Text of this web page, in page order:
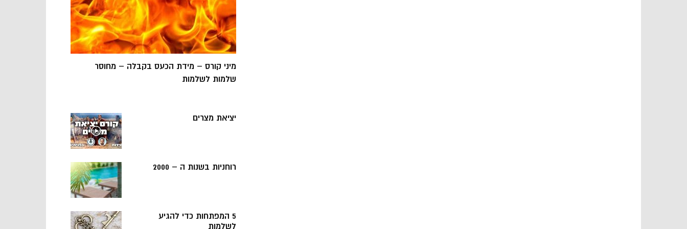
מיני קורס – מידת הכעס בקבלה – מחוסר
שלמות לשלמות
יציאת מצרים
רוחניות בשנות ה – 2000
5 המפתחות כדי להגיע
לשלמות